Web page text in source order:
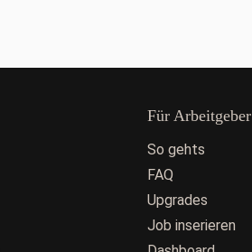
Für Arbeitgeber
So gehts
FAQ
Upgrades
Job inserieren